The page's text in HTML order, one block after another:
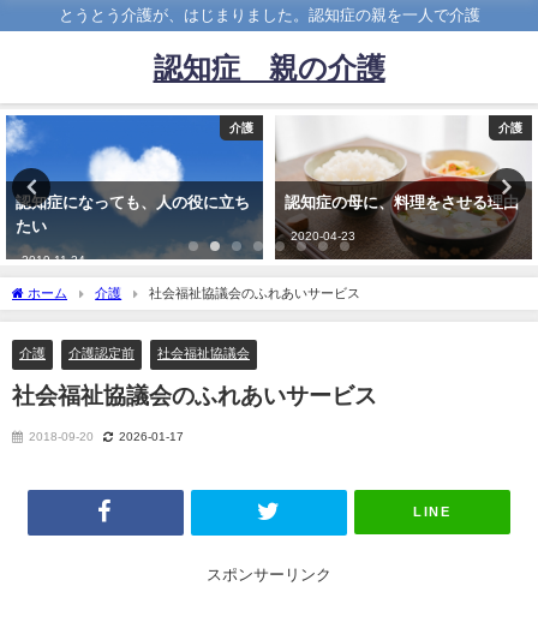
とうとう介護が、はじまりました。認知症の親を一人で介護
認知症 親の介護
介護
認知症になっても、人の役に立ち
たい
2019-11-24
介護
認知症の母に、料理をさせる理由
2020-04-23
ホーム 介護 社会福祉協議会のふれあいサービス
介護 介護認定前 社会福祉協議会
社会福祉協議会のふれあいサービス
2018-09-20 2026-01-17
LINE
スポンサーリンク